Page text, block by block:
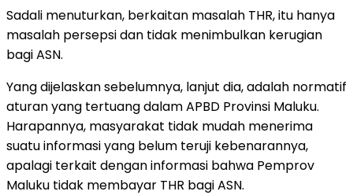
Sadali menuturkan, berkaitan masalah THR, itu hanya
masalah persepsi dan tidak menimbulkan kerugian
bagi ASN.
Yang dijelaskan sebelumnya, lanjut dia, adalah normatif
aturan yang tertuang dalam APBD Provinsi Maluku.
Harapannya, masyarakat tidak mudah menerima
suatu informasi yang belum teruji kebenarannya,
apalagi terkait dengan informasi bahwa Pemprov
Maluku tidak membayar THR bagi ASN.